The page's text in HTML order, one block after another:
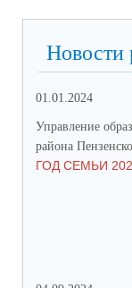
Новости
01.01.2024
Управление
района
ГОД СЕМЬИ